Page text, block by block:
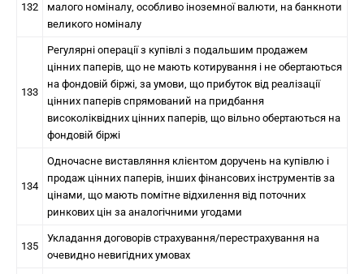
132
малого номіналу, особливо іноземної валюти, на банкноти
великого номіналу
133
Регулярні операції з купівлі з подальшим продажем
цінних паперів, що не мають котирування і не обертаються
на фондовій біржі, за умови, що прибуток від реалізації
цінних паперів спрямований на придбання
високоліквідних цінних паперів, що вільно обертаються на
фондовій біржі
134
Одночасне виставляння клієнтом доручень на купівлю і
продаж цінних паперів, інших фінансових інструментів за
цінами, що мають помітне відхилення від поточних
ринкових цін за аналогічними угодами
135
Укладання договорів страхування/перестрахування на
очевидно невигідних умовах